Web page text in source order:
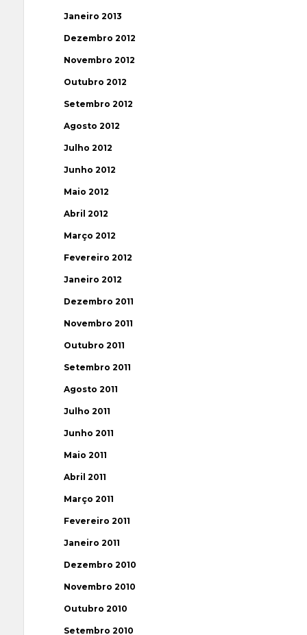
Janeiro 2013
Dezembro 2012
Novembro 2012
Outubro 2012
Setembro 2012
Agosto 2012
Julho 2012
Junho 2012
Maio 2012
Abril 2012
Março 2012
Fevereiro 2012
Janeiro 2012
Dezembro 2011
Novembro 2011
Outubro 2011
Setembro 2011
Agosto 2011
Julho 2011
Junho 2011
Maio 2011
Abril 2011
Março 2011
Fevereiro 2011
Janeiro 2011
Dezembro 2010
Novembro 2010
Outubro 2010
Setembro 2010